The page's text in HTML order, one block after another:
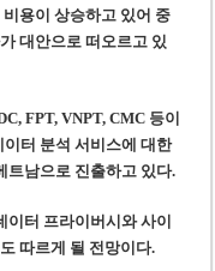
용이 상승하고 있어 중
대안으로 떠오르고 있
FPT, VNPT, CMC 등이
터 분석 서비스에 대한
트남으로 진출하고 있다.
터 프라이버시와 사이
따르게 될 전망이다.